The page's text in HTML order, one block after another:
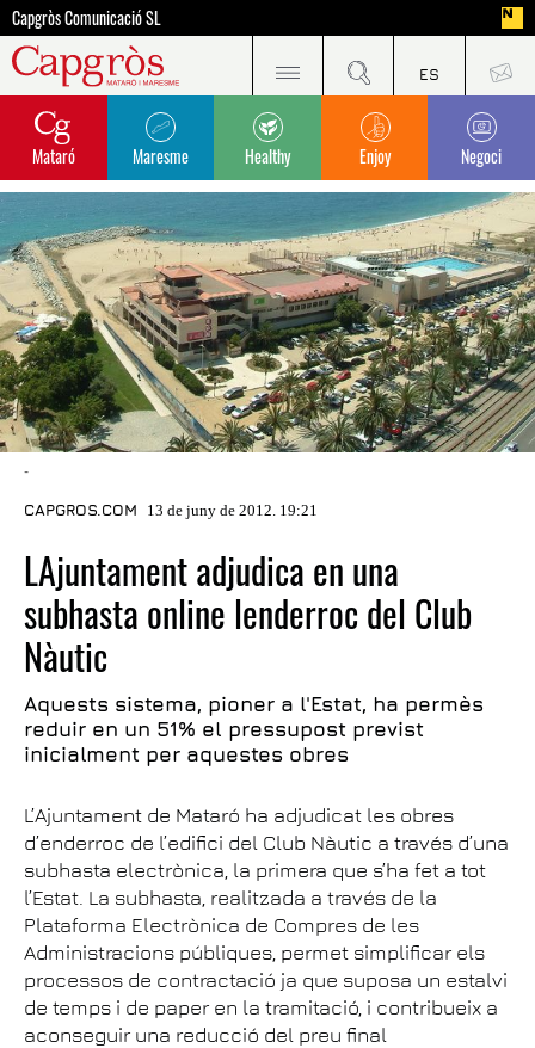
Capgròs Comunicació SL
Mataró Maresme Healthy Enjoy Negoci
-
CAPGROS.COM 13 de juny de 2012. 19:21
LAjuntament adjudica en una
subhasta online lenderroc del Club
Nàutic
Aquests sistema, pioner a l'Estat, ha permès
reduir en un 51% el pressupost previst
inicialment per aquestes obres
L’Ajuntament de Mataró ha adjudicat les obres
d’enderroc de l’edifici del Club Nàutic a través d’una
subhasta electrònica, la primera que s’ha fet a tot
l’Estat. La subhasta, realitzada a través de la
Plataforma Electrònica de Compres de les
Administracions públiques, permet simplificar els
processos de contractació ja que suposa un estalvi
de temps i de paper en la tramitació, i contribueix a
aconseguir una reducció del preu final